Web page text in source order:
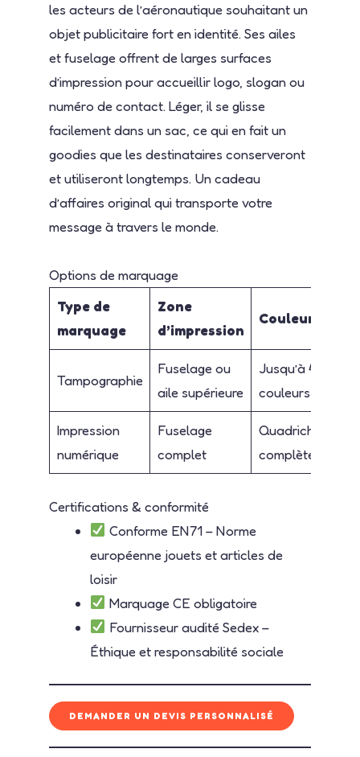
les acteurs de l’aéronautique souhaitant un
objet publicitaire fort en identité. Ses ailes
et fuselage offrent de larges surfaces
d’impression pour accueillir logo, slogan ou
numéro de contact. Léger, il se glisse
facilement dans un sac, ce qui en fait un
goodies que les destinataires conserveront
et utiliseront longtemps. Un cadeau
d’affaires original qui transporte votre
message à travers le monde.
Options de marquage
Type de
marquage
Zone
d’impression
Couleurs
Tampographie
Fuselage ou
aile supérieure
Jusqu’à 4
couleurs
Impression
numérique
Fuselage
complet
Quadrichromie
complète
Certifications & conformité
Conforme EN71 – Norme
européenne jouets et articles de
loisir
Marquage CE obligatoire
Fournisseur audité Sedex –
Éthique et responsabilité sociale
DEMANDER UN DEVIS PERSONNALISÉ